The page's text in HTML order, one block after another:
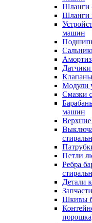
Шланги
Шланги
машин
Модули
Смазки
машин
Петли
Ребра
Детали
Шкивы